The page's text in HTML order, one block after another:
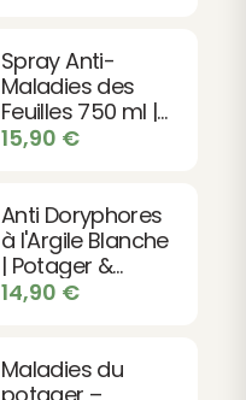
Spray Anti-
Maladies des
Feuilles 750 ml |
Fongicide Soufre
15,90 €
Anti Doryphores
à l'Argile Blanche
| Potager &
Verger
14,90 €
Maladies du